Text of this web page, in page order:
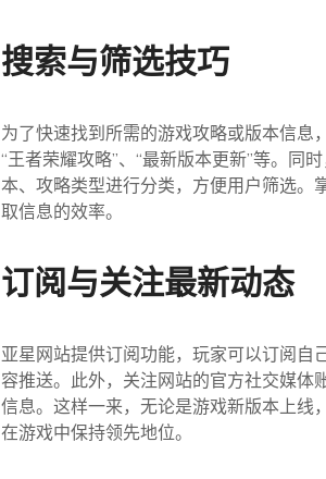
搜索与筛选技巧
为了快速找到所需的游戏攻略或版本信息
“王者荣耀攻略”、“最新版本更新”等。同
本、攻略类型进行分类，方便用户筛选。
取信息的效率。
订阅与关注最新动态
亚星网站提供订阅功能，玩家可以订阅自
容推送。此外，关注网站的官方社交媒体
信息。这样一来，无论是游戏新版本上线
在游戏中保持领先地位。